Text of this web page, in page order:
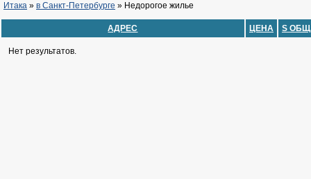
Итака » в Санкт-Петербурге » Недорогое жилье
АДРЕС ЦЕНА S
Нет результатов.